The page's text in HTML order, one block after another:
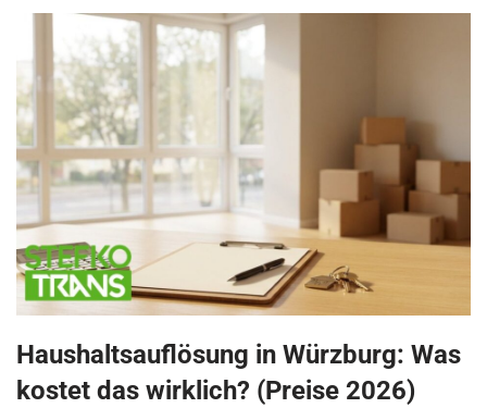
Haushaltsauflösung in Würzburg: Was
kostet das wirklich? (Preise 2026)